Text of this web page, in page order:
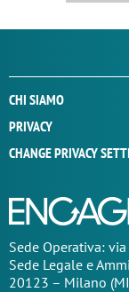
CHI SIAMO
PRIVACY
CHANGE PRIVACY
Sede Operativa:
Sede Legale e
20123 – Milano